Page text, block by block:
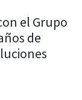
el Grupo
de